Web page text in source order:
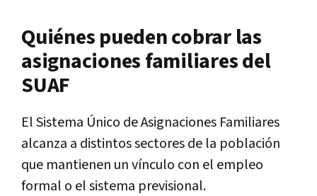
Quiénes pueden cobrar las
asignaciones familiares del
SUAF
El Sistema Único de Asignaciones Familiares
alcanza a distintos sectores de la población
que mantienen un vínculo con el empleo
formal o el sistema previsional.